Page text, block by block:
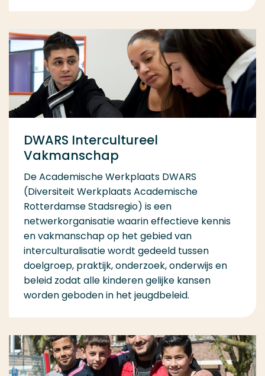
DWARS Intercultureel
Vakmanschap
De Academische Werkplaats DWARS
(Diversiteit Werkplaats Academische
Rotterdamse Stadsregio) is een
netwerkorganisatie waarin effectieve kennis
en vakmanschap op het gebied van
interculturalisatie wordt gedeeld tussen
doelgroep, praktijk, onderzoek, onderwijs en
beleid zodat alle kinderen gelijke kansen
worden geboden in het jeugdbeleid.